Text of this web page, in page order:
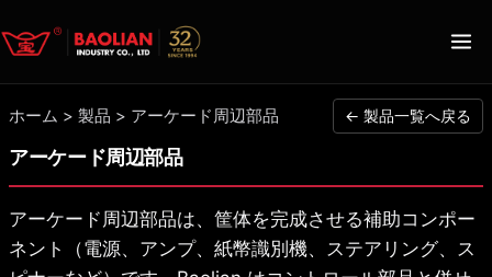
ホーム > 製品 > アーケード周辺部品 ← 製品一覧へ戻る
アーケード周辺部品
アーケード周辺部品は、筐体を完成させる補助コンポー
ネント（電源、アンプ、紙幣識別機、ステアリング、ス